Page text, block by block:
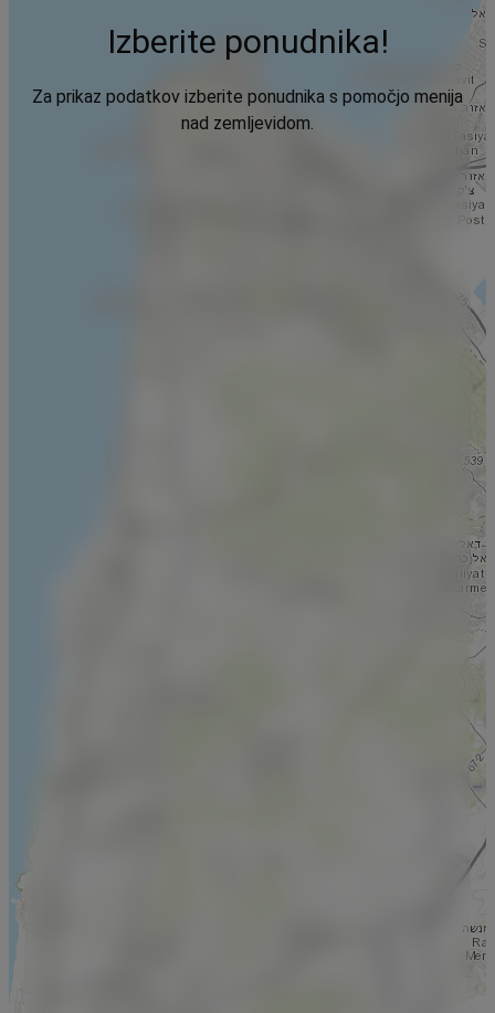
Izberite ponudnika!
Za prikaz podatkov izberite ponudnika s pomočjo menija
nad zemljevidom.